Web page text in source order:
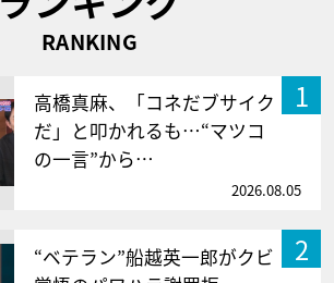
RANKING
1
高橋真麻、「コネだブサイク
だ」と叩かれるも…“マツコ
の一言”から…
2026.08.05
2
“ベテラン”船越英一郎がクビ